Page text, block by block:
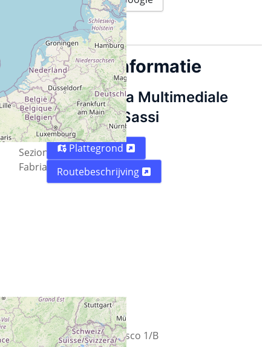
.ics (Outlook)
Beschrijving
Organized
by PDP
-
ILS
Sezione
Fabriano
Locatie informatie
Biblioteca Multimediale
Romualdo Sassi
Plattegrond
Routebeschrijving
Straat
Largo San Francesco 1/B